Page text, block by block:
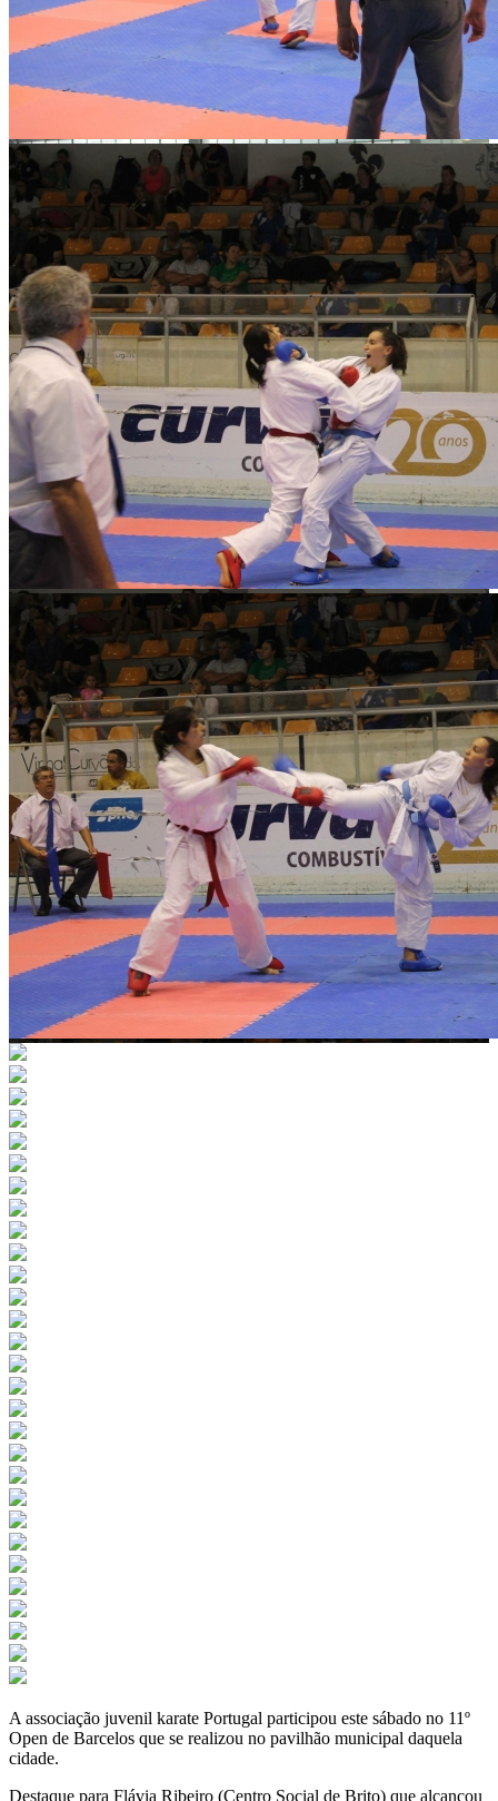
A associação juvenil karate Portugal participou este sábado no 11º
Open de Barcelos que se realizou no pavilhão municipal daquela
cidade.
Destaque para Flávia Ribeiro (Centro Social de Brito) que alcançou